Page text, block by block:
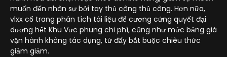
muốn đến nhân sự bởi tay thủ công thủ công. Hơn nữa,
vlxx cổ trang phân tích tài liệu để cương cứng quyết đại
dương hết Khu Vực phung chi phí, cũng như mức bảng giá
vận hành không tác dụng, từ đấy bắt buộc chiêu thức
giảm giảm.